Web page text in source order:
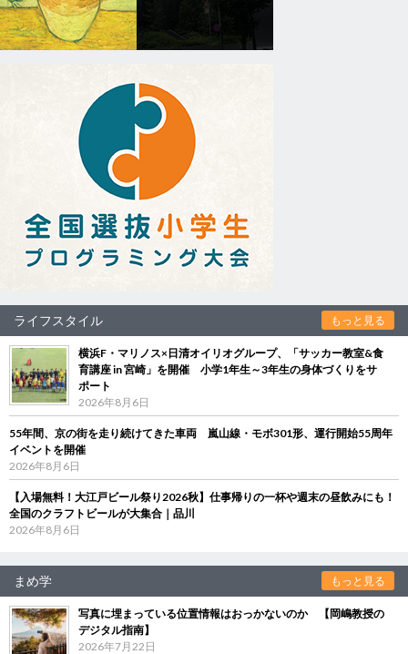
ライフスタイル もっと見る
横浜F・マリノス×日清オイリオグループ、「サッカー教室&食
育講座 in 宮崎」を開催 小学1年生～3年生の身体づくりをサ
ポート
2026年8月6日
55年間、京の街を走り続けてきた車両 嵐山線・モボ301形、運行開始55周年
イベントを開催
2026年8月6日
【入場無料！大江戸ビール祭り2026秋】仕事帰りの一杯や週末の昼飲みにも！
全国のクラフトビールが大集合｜品川
2026年8月6日
まめ学 もっと見る
写真に埋まっている位置情報はおっかないのか 【岡嶋教授の
デジタル指南】
2026年7月22日